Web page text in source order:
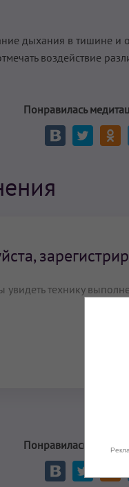
дыхания в тишине и
воздействие
Понравилась
увидеть технику
Понравилась